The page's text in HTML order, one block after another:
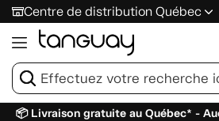
Centre de distribution Québec
📦 Livraison gratuite au Québec* -